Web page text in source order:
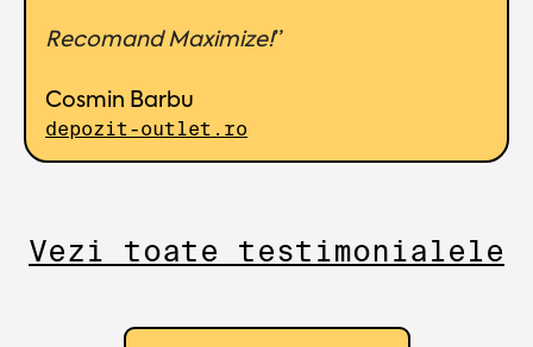
Recomand Maximize!”
Cosmin Barbu
depozit-outlet.ro
Vezi toate testimonialele